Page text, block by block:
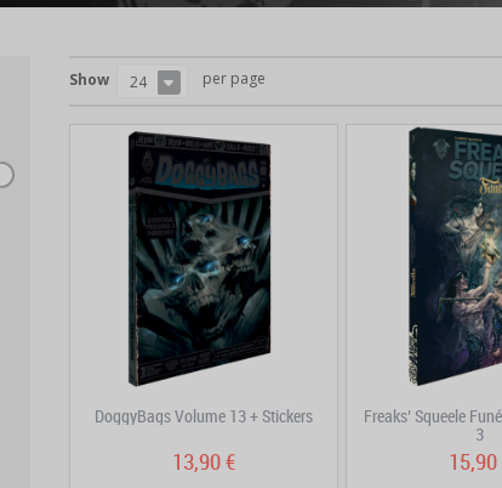
Show 24 per page
DoggyBags Volume 13 + Stickers
13,90 €
Freaks’ Squeele
3
15,90